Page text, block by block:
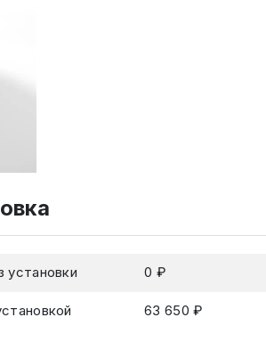
установки 0 ₽
63 650 ₽